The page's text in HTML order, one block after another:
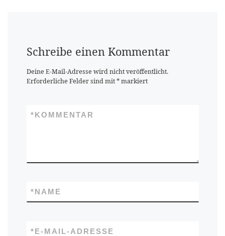
Schreibe einen Kommentar
Deine E-Mail-Adresse wird nicht veröffentlicht.
Erforderliche Felder sind mit*markiert
KOMMENTAR
*
NAME
*
E-MAIL-ADRESSE
*